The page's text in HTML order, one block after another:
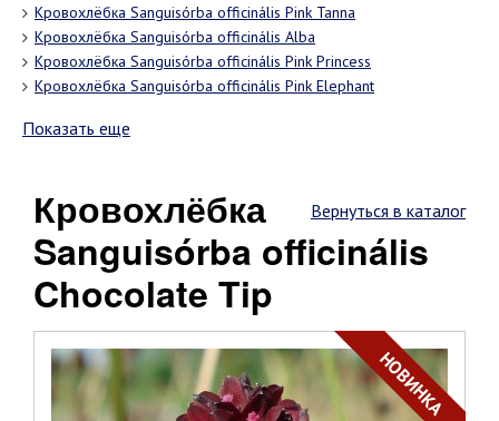
Кровохлёбка Sanguisórba officinális Pink Таnnа
Кровохлёбка Sanguisórba officinális Alba
Кровохлёбка Sanguisórba officinális Pink Princess
Кровохлёбка Sanguisórba officinális Pink Elephant
Показать еще
Вернуться в каталог
Кровохлёбка
Sanguisórba officinális
Chocolate Tip
НОВИНКА